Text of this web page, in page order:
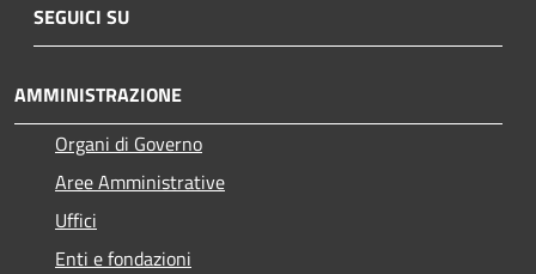
SEGUICI SU
AMMINISTRAZIONE
Organi di Governo
Aree Amministrative
Uffici
Enti e fondazioni